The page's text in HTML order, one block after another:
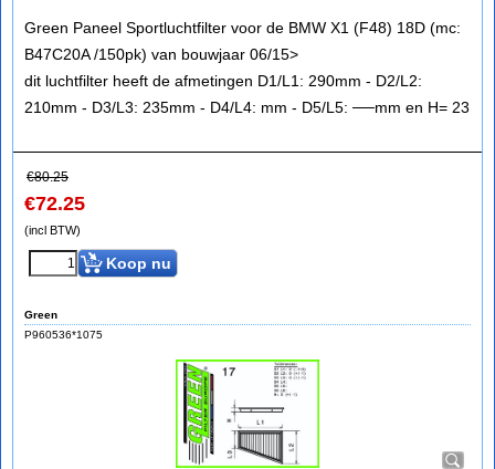
Green Paneel Sportluchtfilter voor de BMW X1 (F48) 18D (mc:
B47C20A /150pk) van bouwjaar 06/15>
dit luchtfilter heeft de afmetingen D1/L1: 290mm - D2/L2:
210mm - D3/L3: 235mm - D4/L4: mm - D5/L5: ──mm en H= 23
€80.25
€72.25
(incl BTW)
Koop nu
Green
P960536*1075